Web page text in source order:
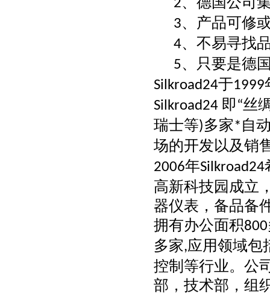
2
3、产品可修
4、不易寻找
5、只要是德
Silkroad24于1999
Silkroad24 即 “丝
瑞士等)多家* 自
场的开发以及销
2006年Silkroad24
高新科技园成立
器仪表，备品备
拥有办公面积800
多家,应用领域包
控制等行业。公
部，技术部，组